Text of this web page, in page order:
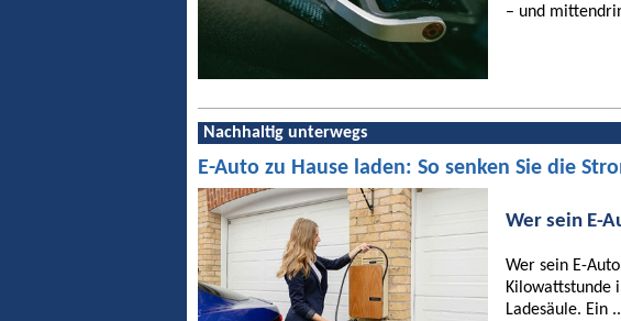
– und
Nachhaltig unterwegs
E-Auto zu Hause laden: So senken Sie die
Wer sein E-
Wer sein E-
Kilowattstunde
Ladesäule. Ein